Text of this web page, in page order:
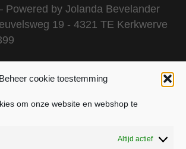
Beheer cookie toestemming
om onze website en webshop te
Altijd actief
by Jolanda Bevelander
19 - 4321 TE Kerkwerve